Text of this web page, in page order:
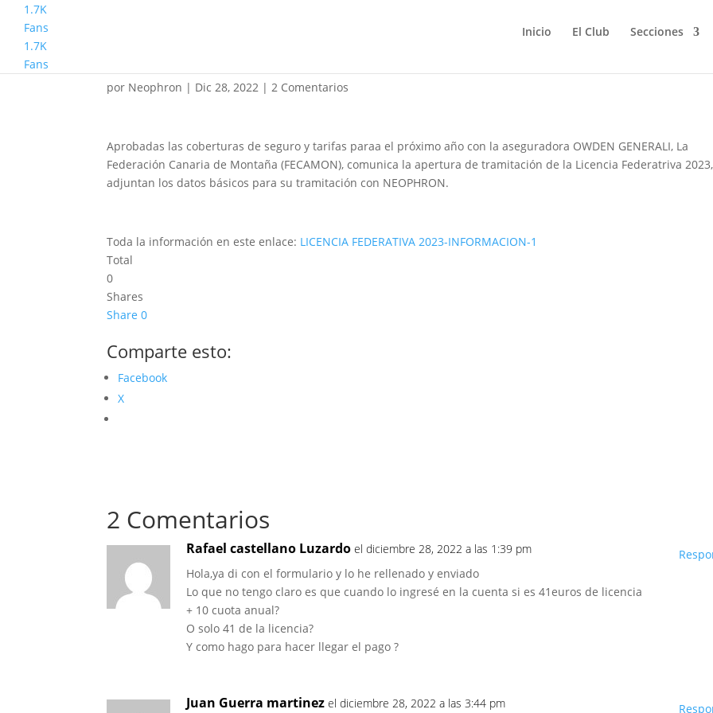
Inicio El Club Secciones
1.7K
Fans
1.7K
Fans
por Neophron | Dic 28, 2022 |2 Comentarios
Aprobadas las coberturas de seguro y tarifas paraa el próximo año con la aseguradora OWDEN GENERALI, La
Federación Canaria de Montaña (FECAMON), comunica la apertura de tramitación de la Licencia Federatriva
adjuntan los datos básicos para su tramitación con NEOPHRON.
Toda la información en este enlace: LICENCIA FEDERATIVA 2023-INFORMACION-1
Total
0
Shares
Share 0
Comparte esto:
Facebook
X
2 Comentarios
Rafael castellano Luzardo el diciembre 28, 2022 a las 1:39 pm
Hola,ya di con el formulario y lo he rellenado y enviado
Lo que no tengo claro es que cuando lo ingresé en la cuenta si es 41euros de licencia
+ 10 cuota anual?
O solo 41 de la licencia?
Y como hago para hacer llegar el pago ?
Juan Guerra martinez el diciembre 28, 2022 a las 3:44 pm